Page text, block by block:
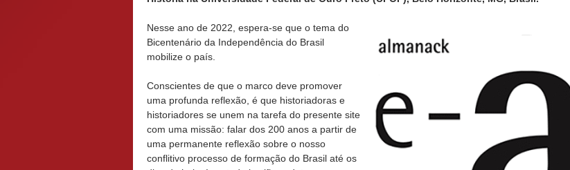
Nesse ano de 2022, espera-se que o tema do
Bicentenário da Independência do Brasil
mobilize o país.
Conscientes de que o marco deve promover
uma profunda reflexão, é que historiadoras e
historiadores se unem na tarefa do presente site
com uma missão: falar dos 200 anos a partir de
uma permanente reflexão sobre o nosso
conflitivo processo de formação do Brasil até os